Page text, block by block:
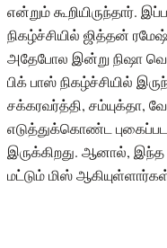
என்றும் கூறியிருந்தார்.
நிகழ்ச்சியில் ஜித்தன்
அதேபோல இன்று நிஷா
பிக் பாஸ் நிகழ்ச்சியில்
சக்கரவர்த்தி, சம்யுக்தா,
எடுத்துக்கொண்ட
இருக்கிறது. ஆனால், இந்த
மட்டும் மிஸ்